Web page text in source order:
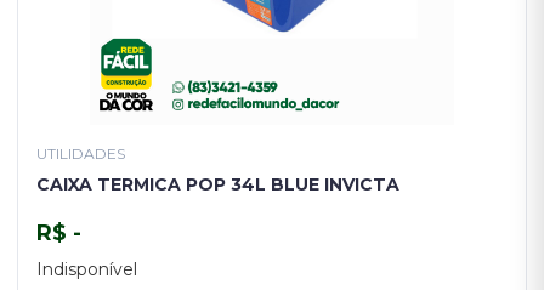
UTILIDADES
CAIXA TERMICA POP 34L BLUE INVICTA
R$ -
Indisponível